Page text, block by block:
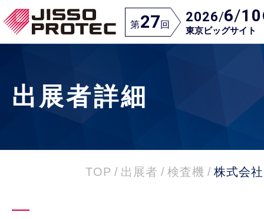
第27回 2026/6/10
東京ビッグサイト
出展者詳細
TOP / 出展者 / 検査機 / 株式会